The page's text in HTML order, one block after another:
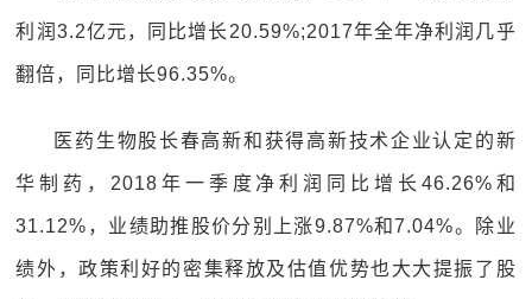
利润3.2亿元，同比增长20.59%;2017年全年净利润几乎
翻倍，同比增长96.35%。
医药生物股长春高新和获得高新技术企业认定的新
华制药，2018年一季度净利润同比增长46.26%和
31.12%，业绩助推股价分别上涨9.87%和7.04%。除业
绩外，政策利好的密集释放及估值优势也大大提振了股